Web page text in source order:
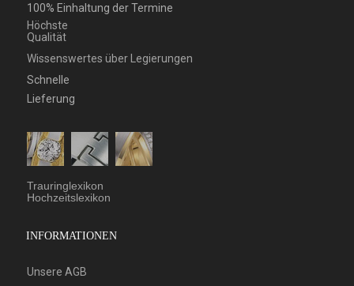
100% Einhaltung der Termine
Höchste
Qualität
Wissenswertes über Legierungen
Schnelle
Lieferung
Trauringlexikon
Hochzeitslexikon
INFORMATIONEN
Unsere AGB